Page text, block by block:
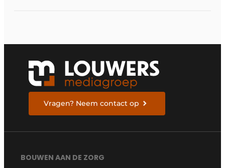
Vragen? Neem contact op
BOUWEN AAN DE ZORG